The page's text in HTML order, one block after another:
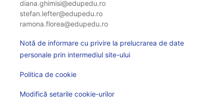
diana.ghimisi@edupedu.ro
stefan.lefter@edupedu.ro
ramona.florea@edupedu.ro
Notă de informare cu privire la prelucrarea de date
personale prin intermediul site-ului
Politica de cookie
Modifică setarile cookie-urilor